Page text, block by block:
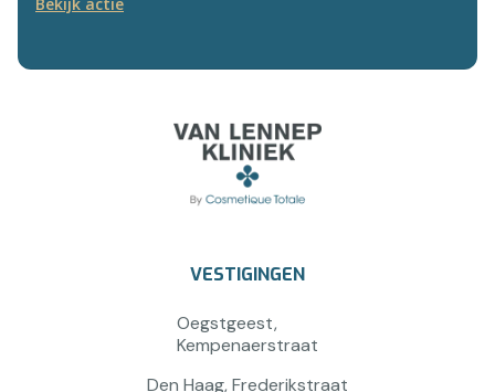
VESTIGINGEN
Oegstgeest,
Kempenaerstraat
Den Haag, Frederikstraat